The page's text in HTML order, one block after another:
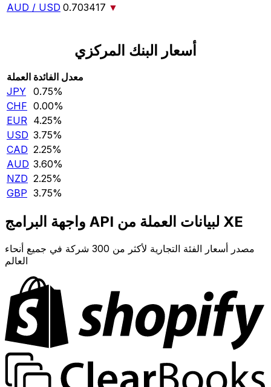
AUD / USD 0.703417 ▼
أسعار البنك المركزي
العملة معدل الفائدة
JPY 0.75‎%‎
CHF 0.00‎%‎
EUR 4.25‎%‎
USD 3.75‎%‎
CAD 2.25‎%‎
AUD 3.60‎%‎
NZD 2.25‎%‎
GBP 3.75‎%‎
واجهة البرامج API لبيانات العملة من XE
مصدر أسعار الفئة التجارية لأكثر من 300 شركة في جميع أنحاء
العالم